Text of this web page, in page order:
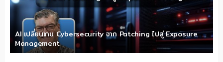
AI เปลี่ยนเกม Cybersecurity จาก Patching ไปสู่ Exposure
Management